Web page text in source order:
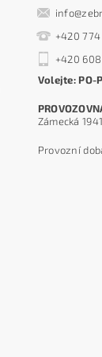
+420
+420
Volejte: PO-
Zámecká
Provozní